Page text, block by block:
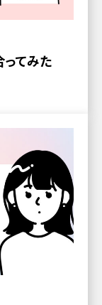
ってみた